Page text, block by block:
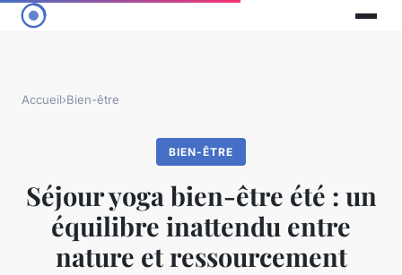
Accueil›Bien-être
BIEN-ÊTRE
Séjour yoga bien-être été : un
équilibre inattendu entre
nature et ressourcement